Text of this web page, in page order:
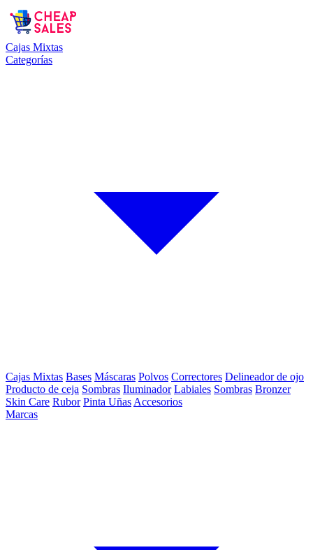
Cajas Mixtas
Categorías
Cajas Mixtas Bases Máscaras Polvos Correctores Delineador de ojo
Producto de ceja Sombras Iluminador Labiales Sombras Bronzer
Skin Care Rubor Pinta Uñas Accesorios
Marcas